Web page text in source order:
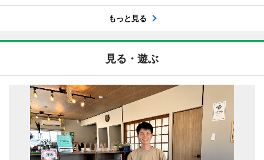
もっと見る
見る・遊ぶ